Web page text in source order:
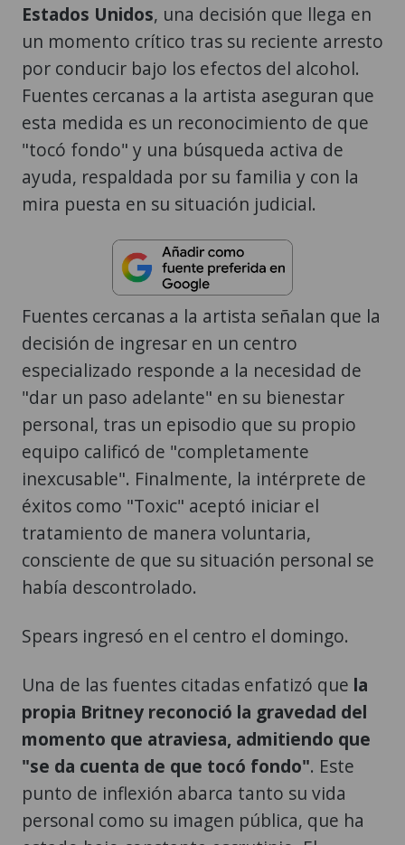
Estados Unidos, una decisión que llega en
un momento crítico tras su reciente arresto
por conducir bajo los efectos del alcohol.
Fuentes cercanas a la artista aseguran que
esta medida es un reconocimiento de que
"tocó fondo" y una búsqueda activa de
ayuda, respaldada por su familia y con la
mira puesta en su situación judicial.
Fuentes cercanas a la artista señalan que la
decisión de ingresar en un centro
especializado responde a la necesidad de
"dar un paso adelante" en su bienestar
personal, tras un episodio que su propio
equipo calificó de "completamente
inexcusable". Finalmente, la intérprete de
éxitos como "Toxic" aceptó iniciar el
tratamiento de manera voluntaria,
consciente de que su situación personal se
había descontrolado.
Spears ingresó en el centro el domingo.
Una de las fuentes citadas enfatizó que la
propia Britney reconoció la gravedad del
momento que atraviesa, admitiendo que
"se da cuenta de que tocó fondo". Este
punto de inflexión abarca tanto su vida
personal como su imagen pública, que ha